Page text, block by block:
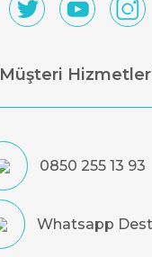
Müşteri
0850 255 13 93
Whatsapp